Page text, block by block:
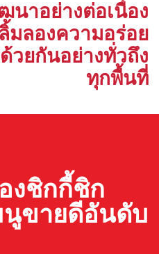
นาอย่างต่อเนื่อง
มลองความอร่อย
วยกันอย่างทั่วถึง
ทุกพื้นที่
งชิกกี้ชิก
นูขายดีอันดับ